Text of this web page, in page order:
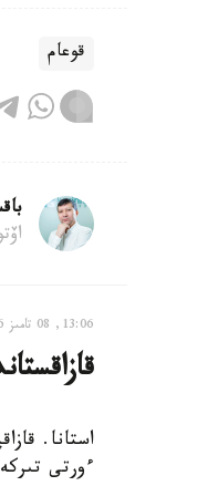
قوعام
13:06, 08 تامىز 2026
ءورتى